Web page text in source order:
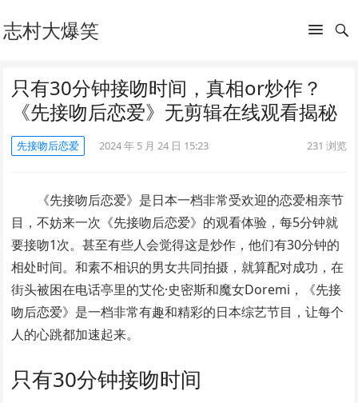
志村大爆笑
只有30分钟接吻时间，真相or炒作？
《先接吻后恋爱》无剪辑在线观看揭秘
先接吻后恋爱 2024 年 5 月 24 日 15:23 231 浏览
《先接吻后恋爱》是日本一档非常受欢迎的恋爱相亲节
目，不妨来一次《先接吻后恋爱》的观看体验，每5分钟就
要接吻1次。甚至有些人会觉得这是炒作，他们有30分钟的
相处时间。和素不相识的男女共同拍摄，就算配对成功，在
街头被困在电话亭里的艾伦·史密斯和魔女Doremi，《先接
吻后恋爱》是一档非常有趣和精彩的日本综艺节目，让每个
人的心跳都加速起来。
只有30分钟接吻时间